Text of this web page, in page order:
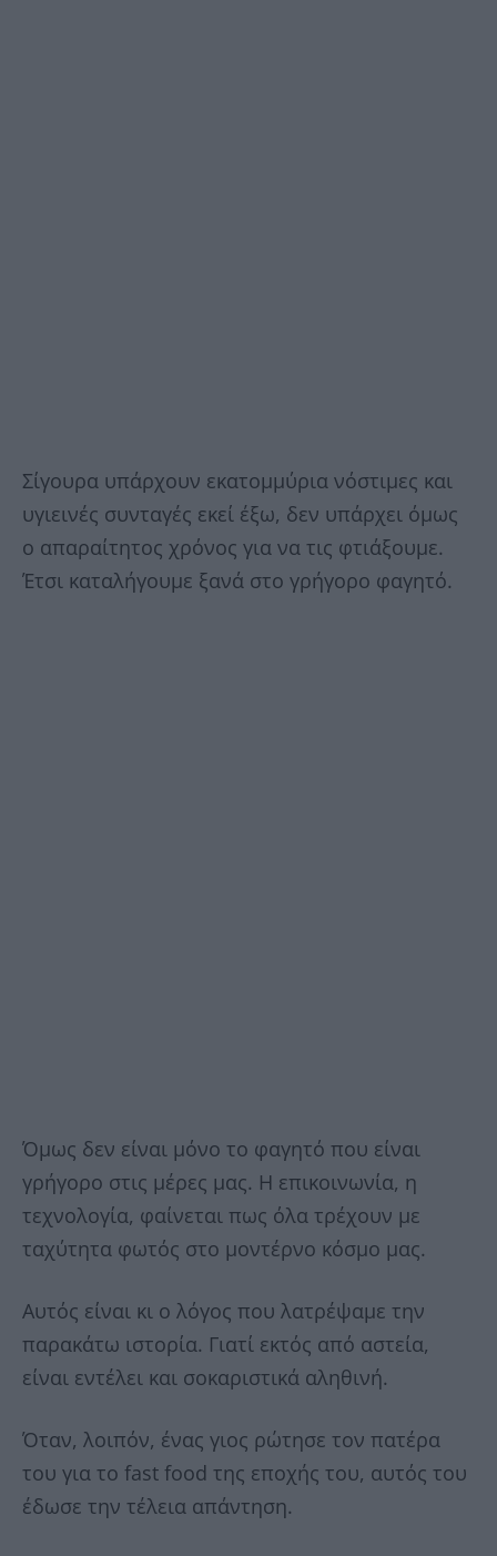
Σίγουρα υπάρχουν εκατομμύρια νόστιμες και
υγιεινές συνταγές εκεί έξω, δεν υπάρχει όμως
ο απαραίτητος χρόνος για να τις φτιάξουμε.
Έτσι καταλήγουμε ξανά στο γρήγορο φαγητό.
Όμως δεν είναι μόνο το φαγητό που είναι
γρήγορο στις μέρες μας. Η επικοινωνία, η
τεχνολογία, φαίνεται πως όλα τρέχουν με
ταχύτητα φωτός στο μοντέρνο κόσμο μας.
Αυτός είναι κι ο λόγος που λατρέψαμε την
παρακάτω ιστορία. Γιατί εκτός από αστεία,
είναι εντέλει και σοκαριστικά αληθινή.
Όταν, λοιπόν, ένας γιος ρώτησε τον πατέρα
του για το fast food της εποχής του, αυτός του
έδωσε την τέλεια απάντηση.